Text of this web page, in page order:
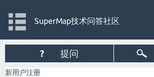
SuperMap技术问答社区
? 提问
新用户注册